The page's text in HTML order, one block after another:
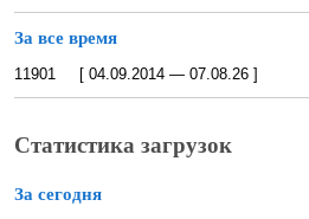
За все время
11901 [ 04.09.2014 — 07.08.26 ]
Статистика загрузок
За сегодня